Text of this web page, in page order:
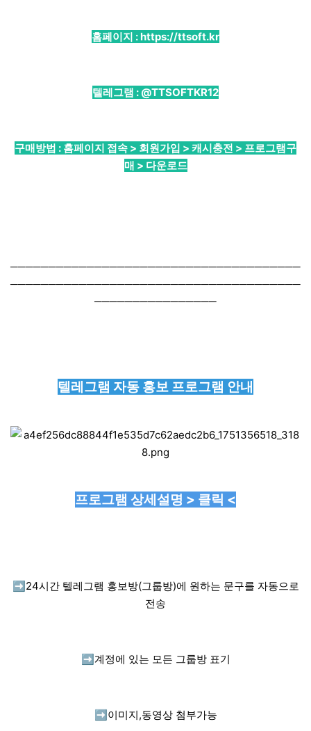
홈페이지 :https://ttsoft.kr
텔레그램 : @TTSOFTKR12
구매방법 : 홈페이지 접속 > 회원가입 > 캐시충전 > 프로그램구
매 > 다운로드
──────────────────────────────────────
──────────────────────────────────────
────────────────
텔레그램 자동 홍보 프로그램 안내
프로그램 상세설명 > 클릭 <
➡️ 24시간 텔레그램 홍보방(그룹방)에 원하는 문구를 자동으로
전송
➡️ 계정에 있는 모든 그룹방 표기
➡️ 이미지,동영상 첨부가능